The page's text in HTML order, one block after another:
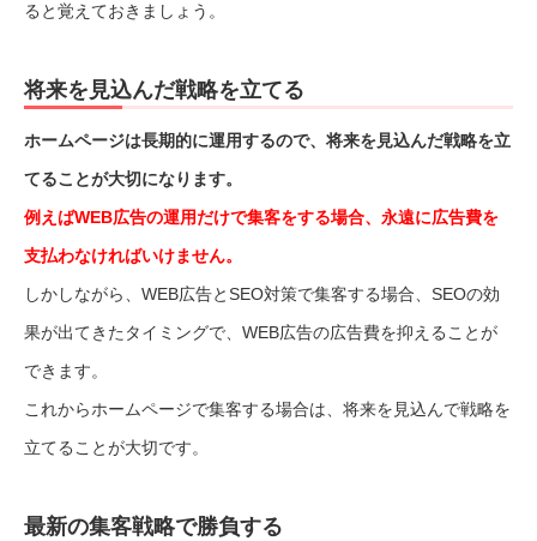
ると覚えておきましょう。
将来を見込んだ戦略を立てる
ホームページは長期的に運用するので、将来を見込んだ戦略を立
てることが大切になります。
例えばWEB広告の運用だけで集客をする場合、永遠に広告費を
支払わなければいけません。
しかしながら、WEB広告とSEO対策で集客する場合、SEOの効
果が出てきたタイミングで、WEB広告の広告費を抑えることが
できます。
これからホームページで集客する場合は、将来を見込んで戦略を
立てることが大切です。
最新の集客戦略で勝負する